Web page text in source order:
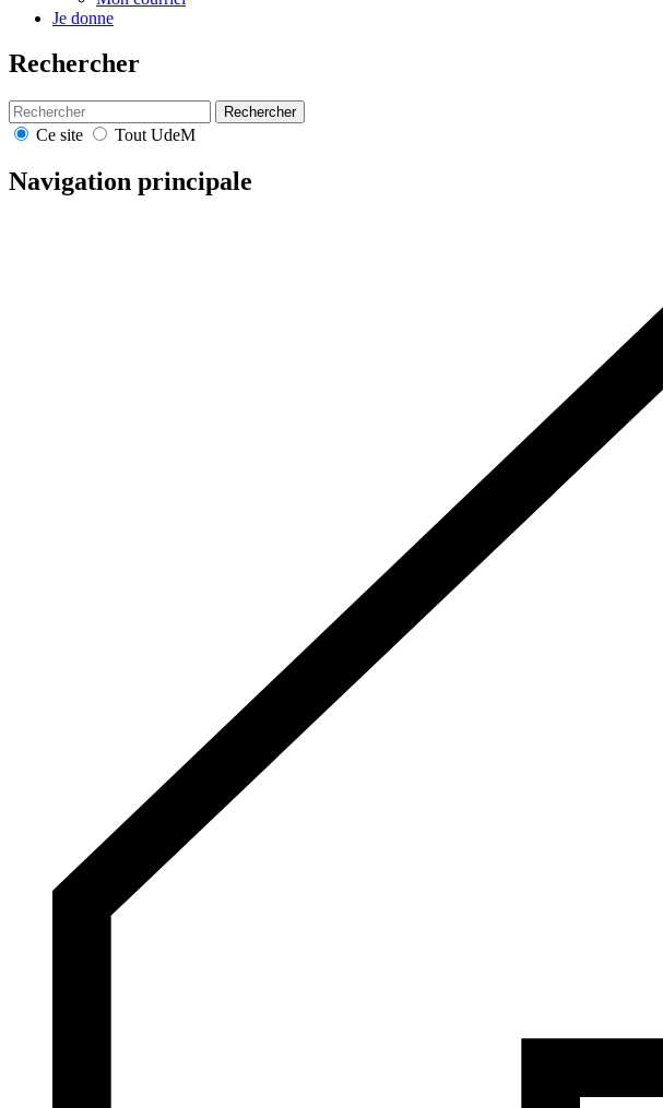
Je donne
Rechercher
Rechercher
Ce site Tout UdeM
Navigation principale